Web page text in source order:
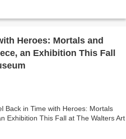
Heroes: Mortals and
an Exhibition This Fall